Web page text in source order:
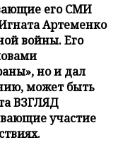
его СМИ
Артеменко
войны. Его
но и дал
может быть
ВЗГЛЯД
участие